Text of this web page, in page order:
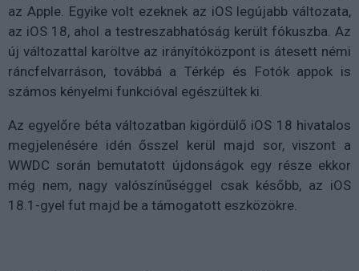
az Apple. Egyike volt ezeknek az iOS legújabb változata,
az iOS 18, ahol a testreszabhatóság került fókuszba. Az
új változattal karöltve az irányítóközpont is átesett némi
ráncfelvarráson, továbbá a Térkép és Fotók appok is
számos kényelmi funkcióval egészültek ki.
Az egyelőre béta változatban kigördülő iOS 18 hivatalos
megjelenésére idén ősszel kerül majd sor, viszont a
WWDC során bemutatott újdonságok egy része ekkor
még nem, nagy valószínűséggel csak később, az iOS
18.1-gyel fut majd be a támogatott eszközökre.